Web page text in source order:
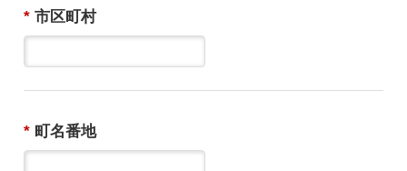
* 市区町村
* 町名番地